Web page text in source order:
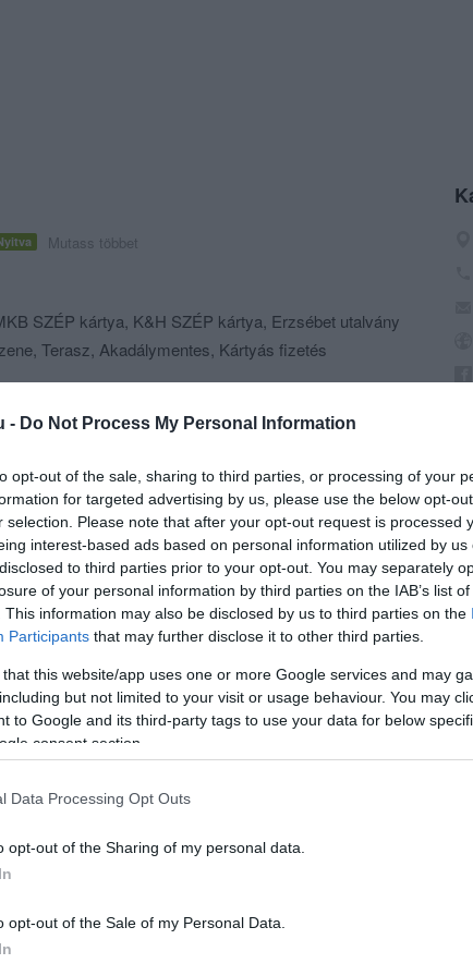
- Do Not Process My Personal Information
opt-out of the sale, sharing to third parties, or processing of your
for targeted advertising by us, please use the below opt-
selection. Please note that after your opt-out request is processed
interest-based ads based on personal information utilized by us
to third parties prior to your opt-out. You may separately
of your personal information by third parties on the IAB’s list
This information may also be disclosed by us to third parties on the
Participants that may further disclose it to other third parties.
that this website/app uses one or more Google services and may
but not limited to your visit or usage behaviour. You may
to Google and its third-party tags to use your data for below
consent section.
Data Processing Opt Outs
opt-out of the Sharing of my personal data.
opt-out of the Sale of my Personal Data.
Mutass többet
SZÉP kártya, K&H SZÉP kártya, Erzsébet utalvány
Terasz, Akadálymentes, Kártyás fizetés
étterem céljára, mely Csalányi Károly vezetésével
nyújtózott az asztalra várók sora. 1925-ben a híres
a Spolarich család vette meg az éttermet és a kor ismert
Lajos festőművész, Palka József ólomüveg-készítő,
bevonásával hangulatos termeket alakítottak ki. Nekik
ma is látható, egyedülálló belső tere, mely a magyar
harcokat idézi. 1934-en Károlyi László vette bérbe az
a ma is használatos Kárpátia nevet.
került állami tulajdonba, 1957-ben pedig a HungarHotels
a művelődési miniszter védetté nyilvánította,
A privatizáció után 1997 októberében a nemzetközileg is
Forum szállodát megnyitó és nagy sikerrel vezető, majd
Dr. Niklai Ákos vette meg azzal a céllal, hogy
elismert vendéglátóhelyévé tegye.
és Söröző 6 teremmel és számos szolgáltatással áll
- a nemzetközi divatkonyhák legfrissebb ízeivel
Sárközi Lajos és zenekara játszik tüzes cigányzenét,
is.